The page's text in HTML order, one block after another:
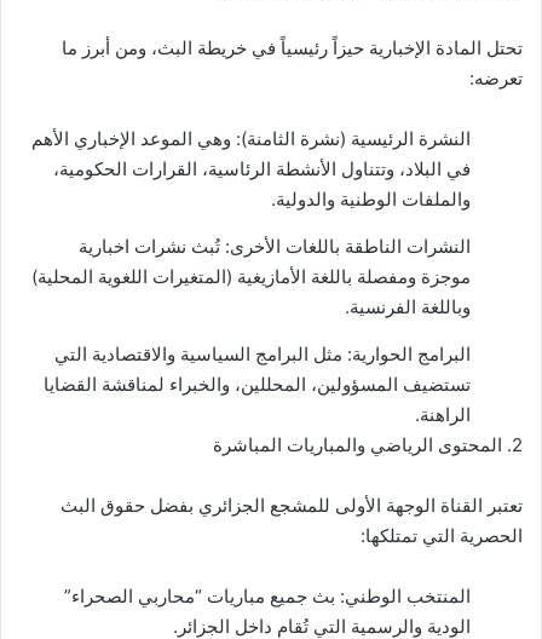
تحتل المادة الإخبارية حيزاً رئيسياً في خريطة البث، ومن أبرز ما
تعرضه:
النشرة الرئيسية (نشرة الثامنة): وهي الموعد الإخباري الأهم
في البلاد، وتتناول الأنشطة الرئاسية، القرارات الحكومية،
والملفات الوطنية والدولية.
النشرات الناطقة باللغات الأخرى: تُبث نشرات اخبارية
موجزة ومفصلة باللغة الأمازيغية (المتغيرات اللغوية المحلية)
وباللغة الفرنسية.
البرامج الحوارية: مثل البرامج السياسية والاقتصادية التي
تستضيف المسؤولين، المحللين، والخبراء لمناقشة القضايا
الراهنة.
2. المحتوى الرياضي والمباريات المباشرة
تعتبر القناة الوجهة الأولى للمشجع الجزائري بفضل حقوق البث
الحصرية التي تمتلكها:
المنتخب الوطني: بث جميع مباريات “محاربي الصحراء”
الودية والرسمية التي تُقام داخل الجزائر .